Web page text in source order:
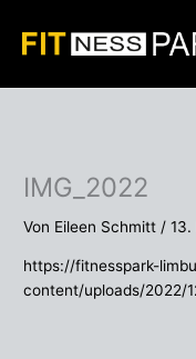
Inhalt
springen
IMG_2022
Von Eileen Schmitt /13.
https://fitnesspark-
content/uploads/2022/